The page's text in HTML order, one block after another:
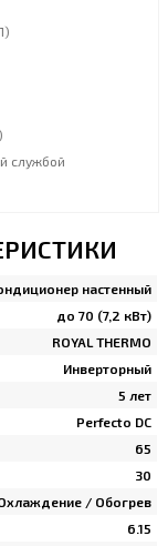
службой
настенный
до 70 (7,2 кВт)
ROYAL THERMO
Инверторный
5 лет
Perfecto DC
65
30
/ Обогрев
6.15